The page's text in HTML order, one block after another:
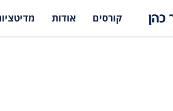
קורסים אודות